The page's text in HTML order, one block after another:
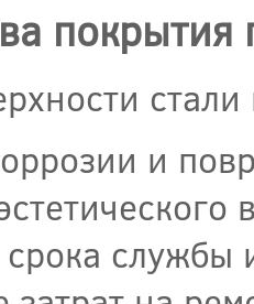
покрытия
и
службы